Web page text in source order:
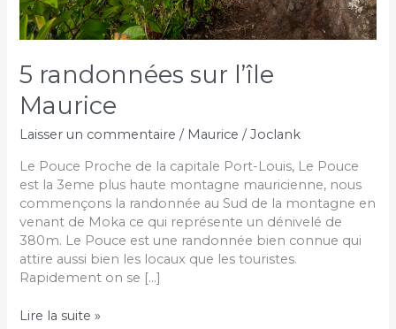
5 randonnées sur l’île
Maurice
Laisser un commentaire / Maurice /Joclank
Le Pouce Proche de la capitale Port-Louis, Le Pouce
est la 3eme plus haute montagne mauricienne, nous
commençons la randonnée au Sud de la montagne en
venant de Moka ce qui représente un dénivelé de
380m. Le Pouce est une randonnée bien connue qui
attire aussi bien les locaux que les touristes.
Rapidement on se […]
5Lire la suite »